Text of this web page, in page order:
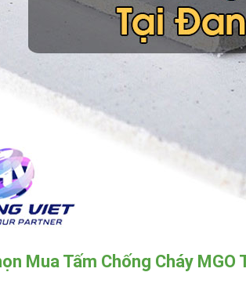
Mua Tấm Chống Cháy